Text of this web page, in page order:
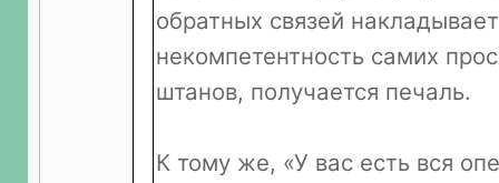
обратных связей
некомпетентность самих
штанов, получается печаль.
К тому же, «У вас есть вся